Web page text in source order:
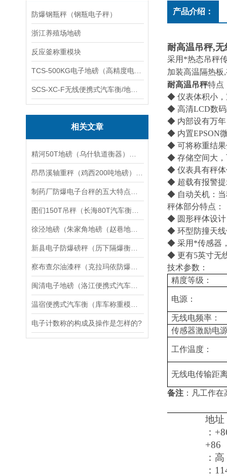
防爆钢瓶秤（钢瓶电子秤）
浙江养殖场地磅
反应釜称重模块
相关文章
电子计数称的构成及操作是怎样的?
产品介绍：
耐高温吊秤,
采用*热态吊秤
加装高温隔热板,
耐高温吊秤特点
◆ 仪表体积小，
◆ 高清LCD数
◆ 内部设有万年
◆ 内置EPSON
◆ 可将称重结果
◆ 存储空间大，
◆ 仪表具有秤体
◆ 超载有报警提
◆ 自动关机：当
秤体部分特点：
◆ 圆形秤体设计
◆ 环型防撞天线
◆ 采用*传感器
◆ 更有5英寸无
技术参数：
精度等级：
电源：
无线电频率：
传感器激励电
工作温度：
无线电传输距
备注 ：凡工作
地址
：
+86
：高
：